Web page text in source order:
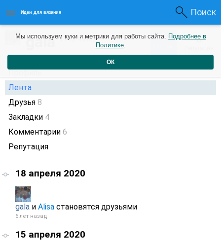
Идеи для вязания Поиск
gala1 год назад 0 0
Профиль
Лента
Друзья 8
Закладки 4
Комментарии 6
Репутация
18 апреля 2020
gala и Alisa становятся друзьями
6 лет назад
15 апреля 2020
Мы используем куки и метрики для работы сайта. Подробнее в
Политике.
ОК